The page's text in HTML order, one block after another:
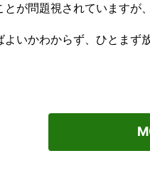
が問題視されています
いかわからず、ひとま